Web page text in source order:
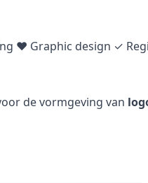
♥ Graphic design ✓
de vormgeving van